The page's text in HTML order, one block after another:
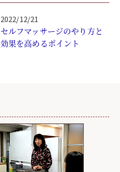
2022/12/21
セルフマッサージのやり方と
効果を高めるポイント